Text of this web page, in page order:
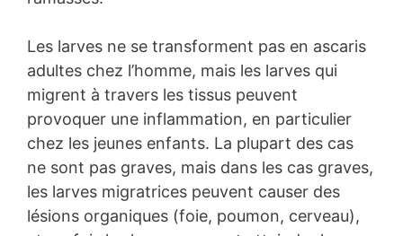
Les larves ne se transforment pas en ascaris
adultes chez l’homme, mais les larves qui
migrent à travers les tissus peuvent
provoquer une inflammation, en particulier
chez les jeunes enfants. La plupart des cas
ne sont pas graves, mais dans les cas graves,
les larves migratrices peuvent causer des
lésions organiques (foie, poumon, cerveau),